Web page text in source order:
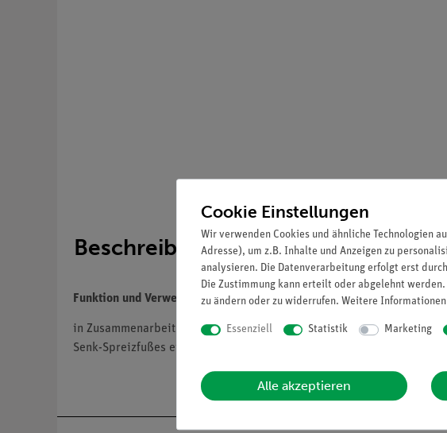
Beschreibung
Funktion und Verwendung
in Zusammenarbeit mit Dr. Urs Schneider entwickelt. Natürliche
Senk-Spreizfußes ein häufiges orthopädisches Krankheitsbild.
Cookie Einstellungen
Wir verwenden Cookies und ähnliche Technologien
Adresse), um z.B. Inhalte und Anzeigen zu
analysieren. Die Datenverarbeitung erfolgt erst
Die Zustimmung kann erteilt oder abgelehnt
zu ändern oder zu widerrufen. Weitere
Essenziell Statistik Marketing
Alle akzeptieren